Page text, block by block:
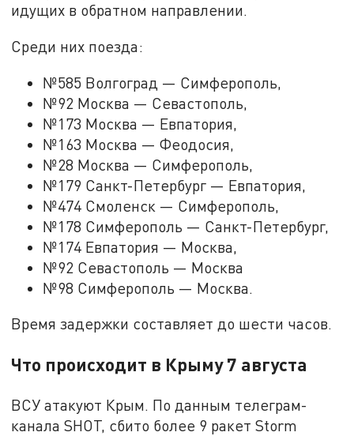
идущих в обратном направлении.
Среди них поезда:
№585 Волгоград — Симферополь,
№92 Москва — Севастополь,
№173 Москва — Евпатория,
№163 Москва — Феодосия,
№28 Москва — Симферополь,
№179 Санкт-Петербург — Евпатория,
№474 Смоленск — Симферополь,
№178 Симферополь — Санкт-Петербург,
№174 Евпатория — Москва,
№92 Севастополь — Москва
№98 Симферополь — Москва.
Время задержки составляет до шести часов.
Что происходит в Крыму 7 августа
ВСУ атакуют Крым. По данным телеграм-
канала SHOT, сбито более 9 ракет Storm